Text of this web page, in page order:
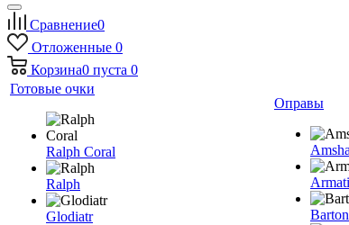
Сравнение0
Отложенные 0
Корзина0 пуста 0
Готовые очки
Ralph Coral
Ralph
Glodiatr
Оправы
Barton